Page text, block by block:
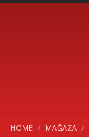
HOME MAĞAZA